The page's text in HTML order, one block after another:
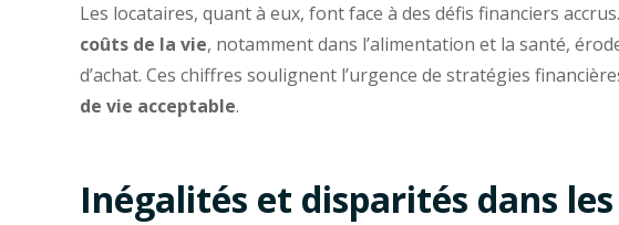
Les locataires, quant à eux, font face à des défis financiers accrus.
coûts de la vie, notamment dans l’alimentation et la santé,
d’achat. Ces chiffres soulignent l’urgence de stratégies
de vie acceptable.
Inégalités et disparités dans